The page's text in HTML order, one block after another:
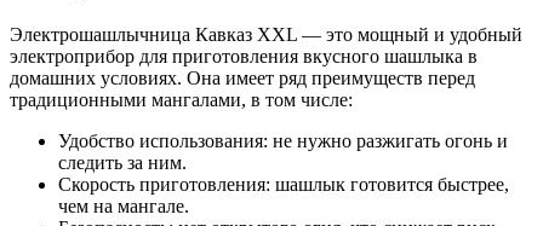
Электрошашлычница Кавказ XXL — это мощный и удобный
электроприбор для приготовления вкусного шашлыка в
домашних условиях. Она имеет ряд преимуществ перед
традиционными мангалами, в том числе:
Удобство использования: не нужно разжигать огонь и
следить за ним.
Скорость приготовления: шашлык готовится быстрее,
чем на мангале.